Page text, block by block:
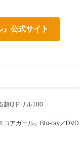
公式サイト
超Qドリル100
コアガール』Blu-ray／DVD